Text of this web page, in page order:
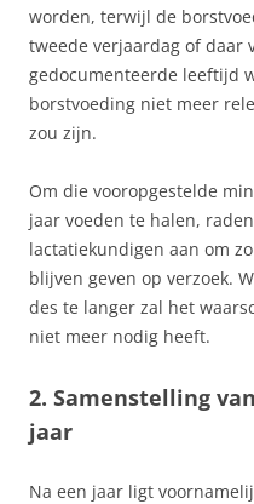
worden, terwijl de
tweede verjaardag of daar
gedocumenteerde leeftijd
borstvoeding niet meer
zou zijn.
Om die vooropgestelde
jaar voeden te halen,
lactatiekundigen aan om
blijven geven op verzoek.
des te langer zal het
niet meer nodig heeft.
2. Samenstelling
jaar
Na een jaar ligt